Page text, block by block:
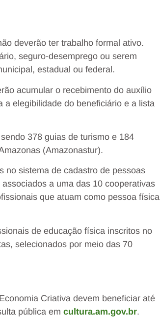
deverão ter trabalho formal ativo.
seguro-desemprego ou serem
estadual ou federal.
acumular o recebimento do auxílio
a elegibilidade do beneficiário e a lista
378 guias de turismo e 184
(Amazonastur).
no sistema de cadastro de pessoas
a uma das 10 cooperativas
que atuam como pessoa física
de educação física inscritos no
selecionados por meio das 70
Criativa devem beneficiar até
pública em cultura.am.gov.br.